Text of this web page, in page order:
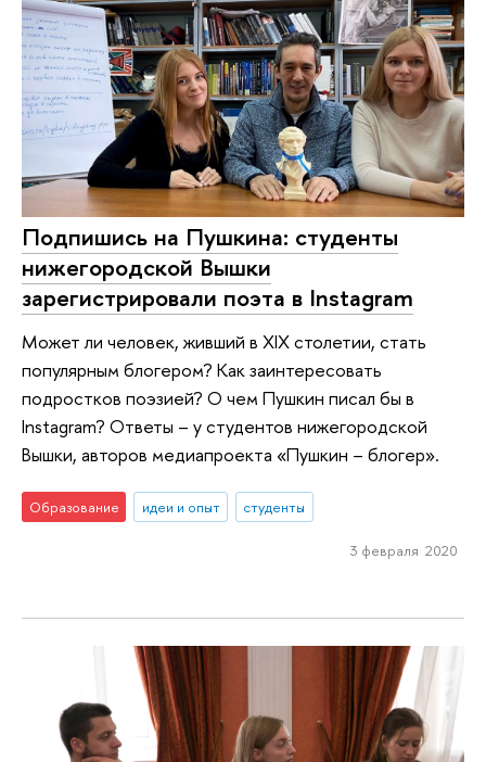
Подпишись на Пушкина: студенты
нижегородской Вышки
зарегистрировали поэта в Instagram
Может ли человек, живший в XIX столетии, стать
популярным блогером? Как заинтересовать
подростков поэзией? О чем Пушкин писал бы в
Instagram? Ответы – у студентов нижегородской
Вышки, авторов медиапроекта «Пушкин – блогер».
Образование идеи и опыт студенты
3 февраля 2020